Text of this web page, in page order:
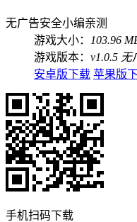
无广告安全小编亲测
游戏大小：
103.96
游戏版本： v1.0.5 无
安卓版下载 苹果版
手机扫码下载